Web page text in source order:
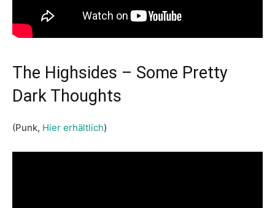
The Highsides – Some Pretty
Dark Thoughts
(Punk, Hier erhältlich)